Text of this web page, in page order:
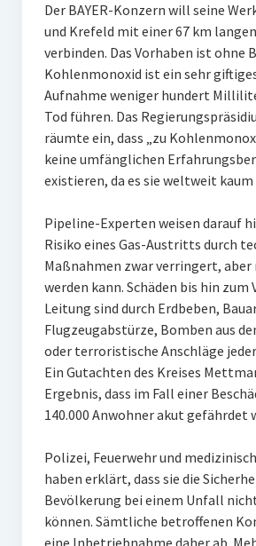
Der BAYER-Konzern will seine
und Krefeld mit einer 67 km
verbinden. Das Vorhaben ist ohne
Kohlenmonoxid ist ein sehr giftiges
Aufnahme weniger hundert
Tod führen. Das
räumte ein, dass „zu
keine umfänglichen
existieren, da es sie weltweit kaum
Pipeline-Experten weisen darauf
Risiko eines Gas-Austritts durch
Maßnahmen zwar verringert,
werden kann. Schäden bis hin zum
Leitung sind durch Erdbeben,
Flugzeugabstürze, Bomben aus
oder terroristische Anschläge
Ein Gutachten des Kreises
Ergebnis, dass im Fall einer
140.000 Anwohner akut gefährdet
Polizei, Feuerwehr und
haben erklärt, dass sie die
Bevölkerung bei einem Unfall
können. Sämtliche betroffenen
eine Inbetriebnahme daher ab.